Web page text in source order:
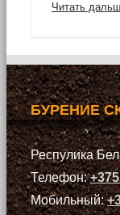
Читать
БУРЕНИЕ
Респулика
Телефон:
Мобильный: